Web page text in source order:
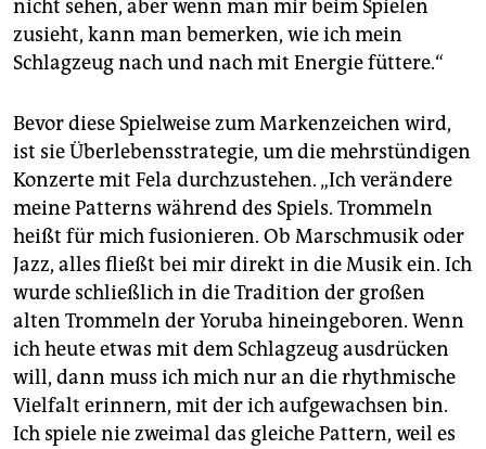
nicht sehen, aber wenn man mir beim Spielen
zusieht, kann man bemerken, wie ich mein
Schlagzeug nach und nach mit Energie füttere.“
Bevor diese Spielweise zum Markenzeichen wird,
ist sie Überlebensstrategie, um die mehrstündigen
Konzerte mit Fela durchzustehen. „Ich verändere
meine Patterns während des Spiels. Trommeln
heißt für mich fusionieren. Ob Marschmusik oder
Jazz, alles fließt bei mir direkt in die Musik ein. Ich
wurde schließlich in die Tradition der großen
alten Trommeln der Yoruba hineingeboren. Wenn
ich heute etwas mit dem Schlagzeug ausdrücken
will, dann muss ich mich nur an die rhythmische
Vielfalt erinnern, mit der ich aufgewachsen bin.
Ich spiele nie zweimal das gleiche Pattern, weil es